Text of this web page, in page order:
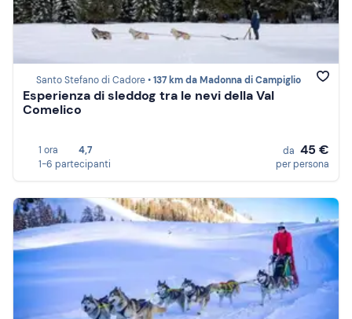
Santo Stefano di Cadore •137 km da Madonna di Campiglio
Esperienza di sleddog tra le nevi della Val
Comelico
1 ora
4,7
1-6 partecipanti
da 45 €
per persona